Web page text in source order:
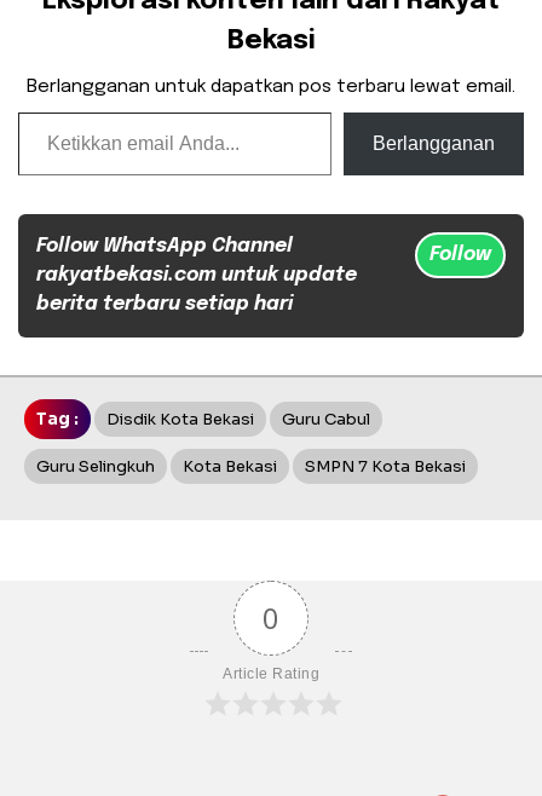
Bekasi
Berlangganan untuk dapatkan pos terbaru lewat email.
Ketikkan email Anda...
Berlangganan
Follow WhatsApp Channel
rakyatbekasi.com untuk update
berita terbaru setiap hari
Follow
Tag : Disdik Kota Bekasi Guru Cabul
Guru Selingkuh Kota Bekasi SMPN 7 Kota Bekasi
0
Article Rating